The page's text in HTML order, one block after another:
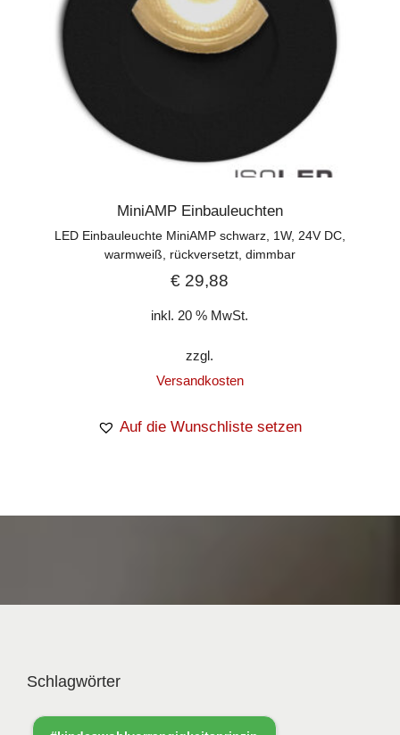
MiniAMP Einbauleuchten
LED Einbauleuchte MiniAMP schwarz, 1W, 24V DC,
warmweiß, rückversetzt, dimmbar
€ 29,88
inkl. 20 % MwSt.
zzgl.
Versandkosten
Auf die Wunschliste setzen
Schlagwörter